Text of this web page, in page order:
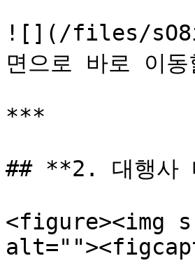
![](/files/
면으로 바로 이
***
## **2. 대행사
<figure><img